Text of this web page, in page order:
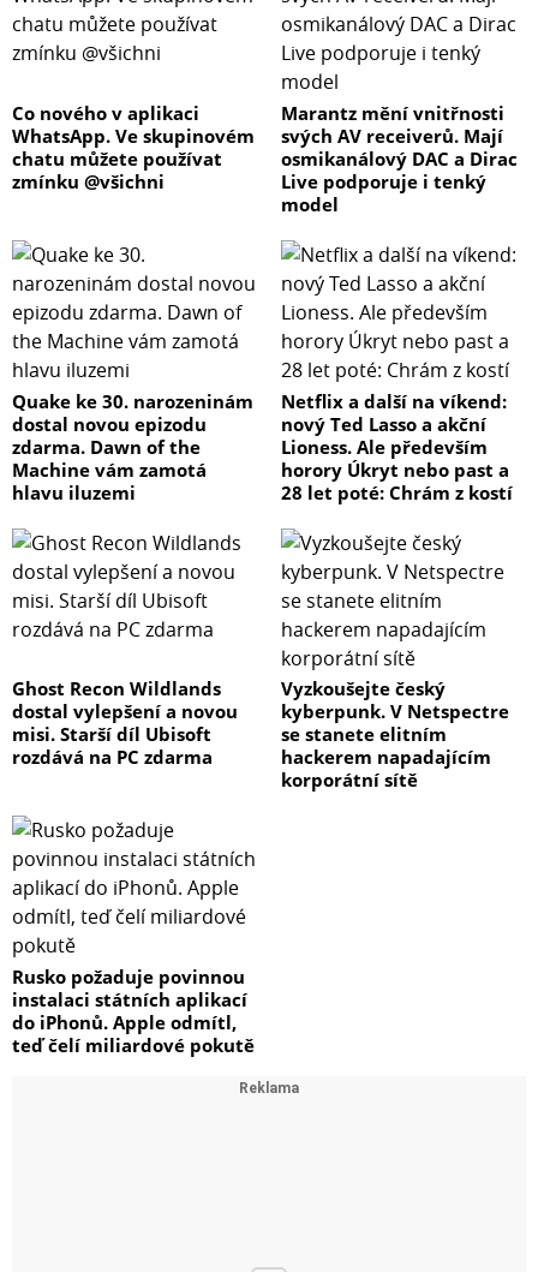
Co nového v aplikaci
WhatsApp. Ve skupinovém
chatu můžete používat
zmínku @všichni
Marantz mění vnitřnosti
svých AV receiverů. Mají
osmikanálový DAC a Dirac
Live podporuje i tenký
model
Quake ke 30. narozeninám
dostal novou epizodu
zdarma. Dawn of the
Machine vám zamotá
hlavu iluzemi
Netflix a další na víkend:
nový Ted Lasso a akční
Lioness. Ale především
horory Úkryt nebo past a
28 let poté: Chrám z kostí
Ghost Recon Wildlands
dostal vylepšení a novou
misi. Starší díl Ubisoft
rozdává na PC zdarma
Vyzkoušejte český
kyberpunk. V Netspectre
se stanete elitním
hackerem napadajícím
korporátní sítě
Rusko požaduje povinnou
instalaci státních aplikací
do iPhonů. Apple odmítl,
teď čelí miliardové pokutě